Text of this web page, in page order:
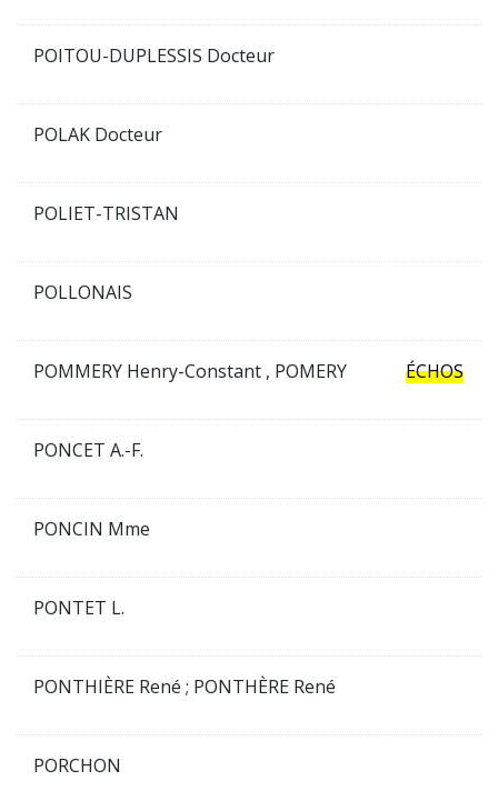
POITOU-DUPLESSIS Docteur
POLAK Docteur
POLIET-TRISTAN
POLLONAIS
POMMERY Henry-Constant , POMERY ÉCHOS
PONCET A.-F.
PONCIN Mme
PONTET L.
PONTHIÈRE René ; PONTHÈRE René
PORCHON